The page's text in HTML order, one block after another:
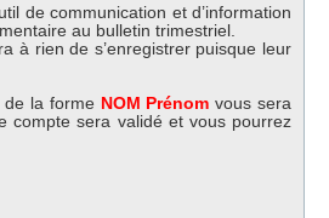
de communication et d’information
au bulletin trimestriel.
à rien de s’enregistrer puisque leur
de la forme NOM Prénom vous sera
compte sera validé et vous pourrez